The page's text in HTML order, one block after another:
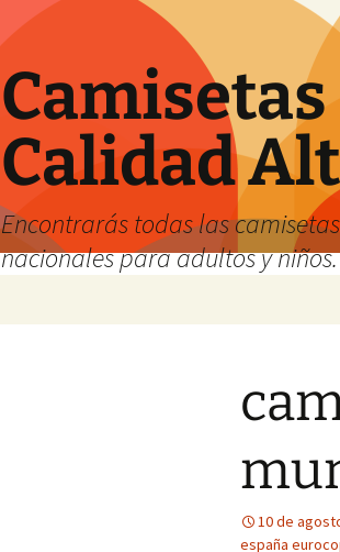
Calidad
Encontrarás todas las
nacionales para adultos y
10 de
españa